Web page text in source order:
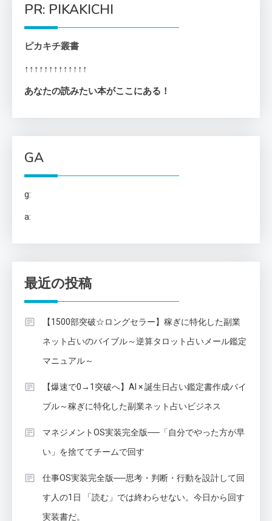
PR: PIKAKICHI
ピカキチ叢書
↑↑↑↑↑↑↑↑↑↑↑↑↑
あなたの読みたい本がここにある！
GA
g:
a:
最近の投稿
【1500部突破☆ロングセラー】稼ぎに特化した副業
ネット占いのバイブル～逆算タロット占いメール鑑定
マニュアル～
【爆速で0→1突破へ】AI × 誕生日占い鑑定書作成バイ
ブル～稼ぎに特化した副業ネット占いビジネス
マネジメントOS実装完全版──「自分でやった方が早
い」を捨ててチームで回す
仕事OS実装完全版──思考・判断・行動を設計して回
す人の1日 「読む」では終わらせない。今日から回す
実装書だ。